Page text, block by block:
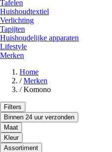
Tafelen
Huishoudtextiel
Verlichting
Tapijten
Huishoudelijke apparaten
Lifestyle
Merken
Home
/ Merken
/ Komono
Filters
Binnen 24 uur verzonden
Maat
Kleur
Assortiment